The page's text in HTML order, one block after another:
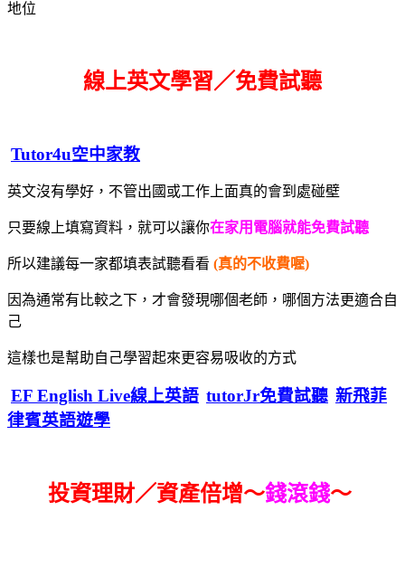
地位
線上英文學習／免費試聽
Tutor4u空中家教
英文沒有學好，不管出國或工作上面真的會到處碰壁
只要線上填寫資料，就可以讓你在家用電腦就能免費試聽
所以建議每一家都填表試聽看看 (真的不收費喔)
因為通常有比較之下，才會發現哪個老師，哪個方法更適合自
己
這樣也是幫助自己學習起來更容易吸收的方式
EF English Live線上英語 tutorJr免費試聽 新飛菲
律賓英語遊學
投資理財／資產倍增～錢滾錢～